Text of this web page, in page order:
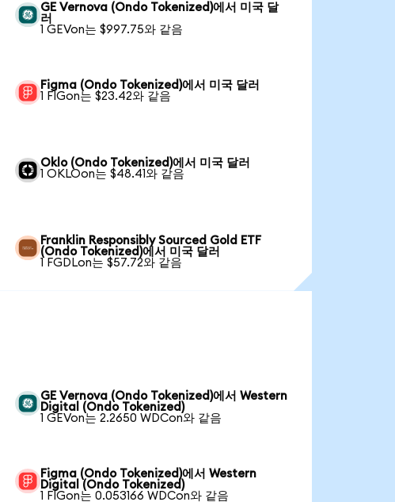
GE Vernova (Ondo Tokenized)에서 미국 달
러
1 GEVon는 $997.75와 같음
Figma (Ondo Tokenized)에서 미국 달러
1 FIGon는 $23.42와 같음
Oklo (Ondo Tokenized)에서 미국 달러
1 OKLOon는 $48.41와 같음
Franklin Responsibly Sourced Gold ETF
(Ondo Tokenized)에서 미국 달러
1 FGDLon는 $57.72와 같음
GE Vernova (Ondo Tokenized)에서 Western
Digital (Ondo Tokenized)
1 GEVon는 2.2650 WDCon와 같음
Figma (Ondo Tokenized)에서 Western
Digital (Ondo Tokenized)
1 FIGon는 0.053166 WDCon와 같음